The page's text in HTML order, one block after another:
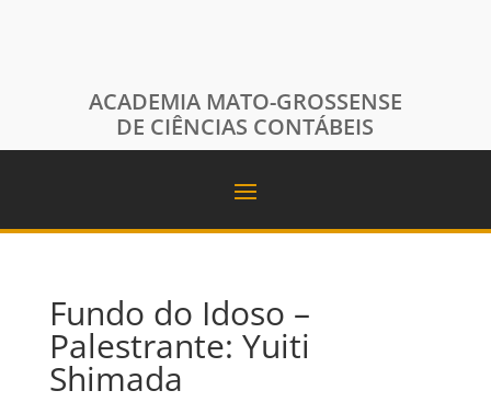
ACADEMIA MATO-GROSSENSE
DE CIÊNCIAS CONTÁBEIS
Fundo do Idoso –
Palestrante: Yuiti
Shimada